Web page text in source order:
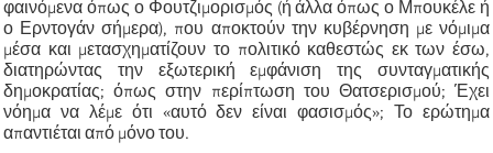
φαινόμενα όπως ο Φουτζιμορισμός (ή άλλα όπως ο Μπουκέλε ή
ο Ερντογάν σήμερα), που αποκτούν την κυβέρνηση με νόμιμα
μέσα και μετασχηματίζουν το πολιτικό καθεστώς εκ των έσω,
διατηρώντας την εξωτερική εμφάνιση της συνταγματικής
δημοκρατίας; όπως στην περίπτωση του Θατσερισμού; Έχει
νόημα να λέμε ότι «αυτό δεν είναι φασισμός»; Το ερώτημα
απαντιέται από μόνο του.